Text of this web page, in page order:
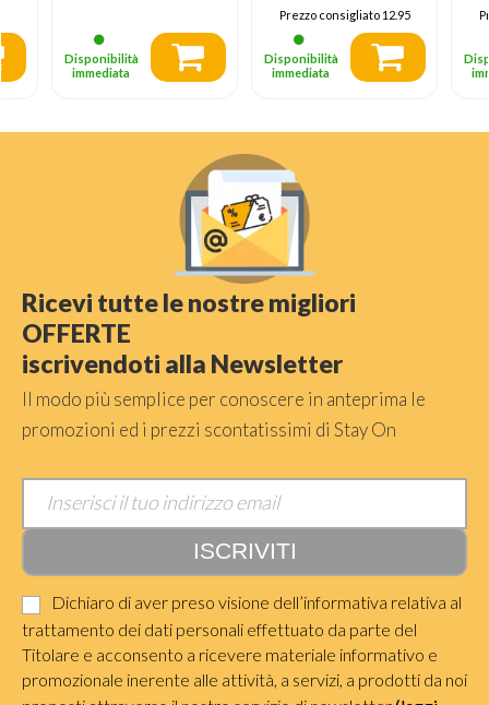
Disponibilità
immediata
Prezzo consigliato12.95
Disponibilità
immediata
Ricevi tutte le nostre migliori
OFFERTE
iscrivendoti alla Newsletter
Il modo più semplice per conoscere in anteprima le
promozioni ed i prezzi scontatissimi di Stay On
Dichiaro di aver preso visione dell’informativa relativa al
trattamento dei dati personali effettuato da parte del
Titolare e acconsento a ricevere materiale informativo e
promozionale inerente alle attività, a servizi, a prodotti da noi